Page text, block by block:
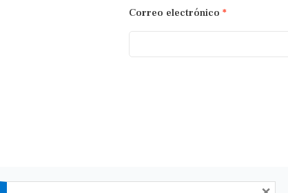
Correo electrónico *